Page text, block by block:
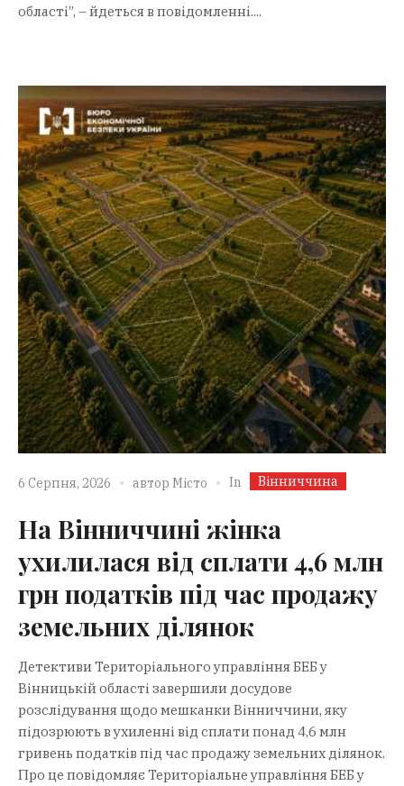
області”, – йдеться в повідомленні....
6 Серпня, 2026 автор Місто In Вінниччина
На Вінниччині жінка
ухилилася від сплати 4,6 млн
грн податків під час продажу
земельних ділянок
Детективи Територіального управління БЕБ у
Вінницькій області завершили досудове
розслідування щодо мешканки Вінниччини, яку
підозрюють в ухиленні від сплати понад 4,6 млн
гривень податків під час продажу земельних ділянок.
Про це повідомляє Територіальне управління БЕБ у